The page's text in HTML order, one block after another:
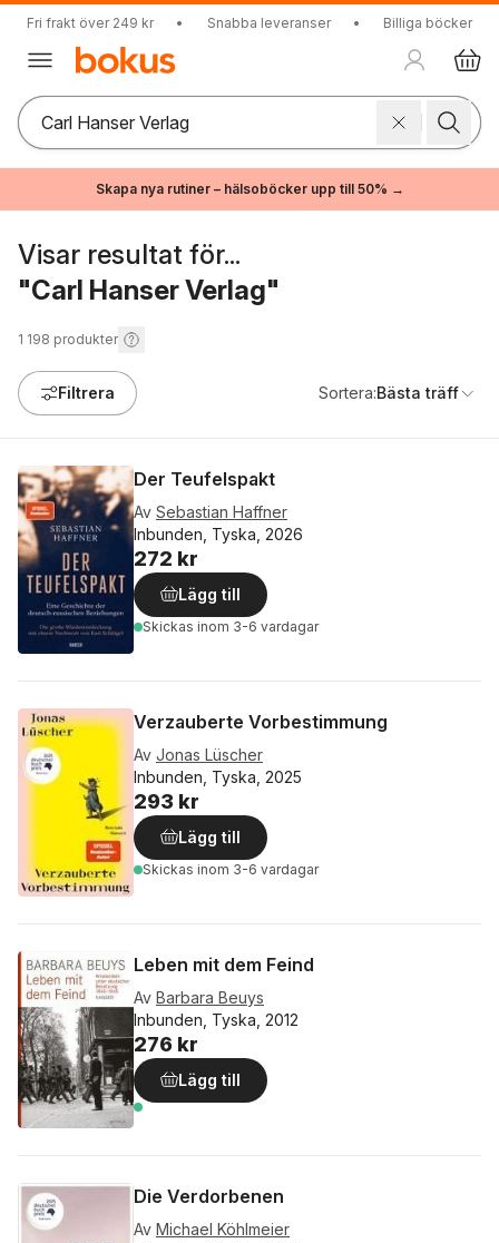
Fri frakt över 249 kr • Snabba leveranser • Billiga böcker
Skapa nya rutiner – hälsoböcker upp till 50% →
Visar resultat för...
"Carl Hanser Verlag"
1 198 produkter
Filtrera Sortera:Bästa träff
Der Teufelspakt
Av Sebastian Haffner
Inbunden, Tyska, 2026
272 kr
Lägg till
Skickas inom 3-6 vardagar
Verzauberte Vorbestimmung
Av Jonas Lüscher
Inbunden, Tyska, 2025
293 kr
Lägg till
Skickas inom 3-6 vardagar
Leben mit dem Feind
Av Barbara Beuys
Inbunden, Tyska, 2012
276 kr
Lägg till
Die Verdorbenen
Av Michael Köhlmeier